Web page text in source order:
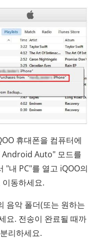
휴대폰을 컴퓨터에
Android Auto" 모드를
"내 PC"를 열고 iQOO의
동하세요.
음악 폴더(또는 원하는
요. 전송이 완료될 때까
리하세요.